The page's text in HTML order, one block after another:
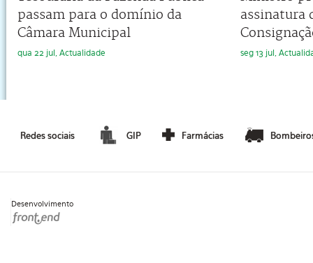
passam para o domínio da
Câmara Municipal
qua 22 jul, Actualidade
assinatura
seg 13 jul,
Redes sociais GIP Farmácias
Desenvolvimento